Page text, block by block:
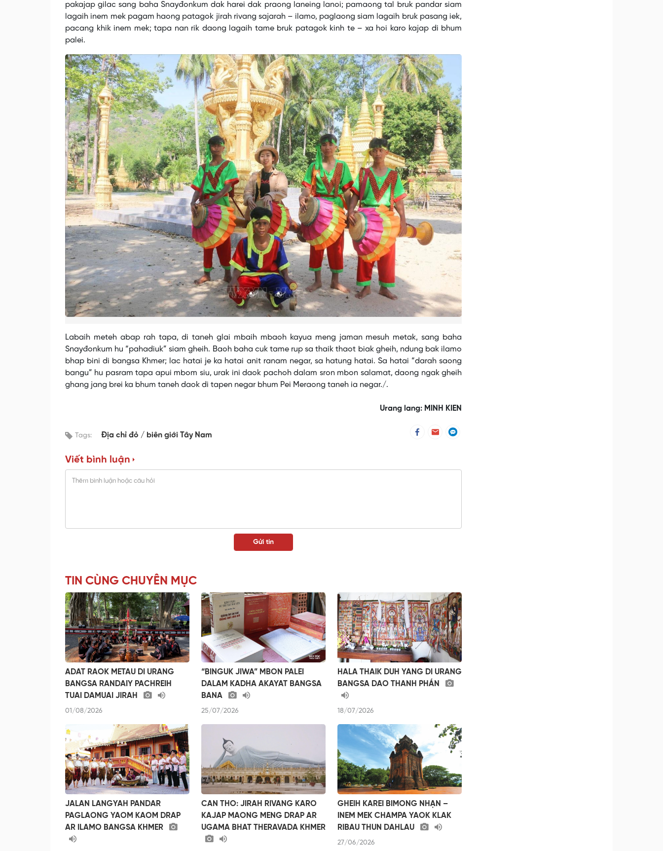
pakajap gilac sang baha Snayđonkum dak harei dak praong laneing lanoi; pamaong tal bruk pandar siam
lagaih inem mek pagam haong patagok jirah rivang sajarah – ilamo, paglaong siam lagaih bruk pasang iek,
pacang khik inem mek; tapa nan rik daong lagaih tame bruk patagok kinh te – xa hoi karo kajap di bhum
palei.
Labaih meteh abap rah tapa, di taneh glai mbaih mbaoh kayua meng jaman mesuh metak, sang baha
Snayđonkum hu “pahadiuk” siam gheih. Baoh baha cuk tame rup sa thaik thaot biak gheih, ndung bak ilamo
bhap bini di bangsa Khmer; lac hatai je ka hatai anit ranam negar, sa hatung hatai. Sa hatai “darah saong
bangu” hu pasram tapa apui mbom siu, urak ini daok pachoh dalam sron mbon salamat, daong ngak gheih
ghang jang brei ka bhum taneh daok di tapen negar bhum Pei Meraong taneh ia negar./.
Urang lang: MINH KIEN
Tags: Địa chỉ đỏ biên giới Tây Nam
Viết bình luận
TIN CÙNG CHUYÊN MỤC
ADAT RAOK METAU DI URANG
BANGSA RANDAIY PACHREIH
TUAI DAMUAI JIRAH
01/08/2026
“BINGUK JIWA” MBON PALEI
DALAM KADHA AKAYAT BANGSA
BANA
25/07/2026
HALA THAIK DUH YANG DI URANG
BANGSA DAO THANH PHÁN
18/07/2026
JALAN LANGYAH PANDAR
PAGLAONG YAOM KAOM DRAP
AR ILAMO BANGSA KHMER
CAN THO: JIRAH RIVANG KARO
KAJAP MAONG MENG DRAP AR
UGAMA BHAT THERAVADA KHMER
GHEIH KAREI BIMONG NHẠN –
INEM MEK CHAMPA YAOK KLAK
RIBAU THUN DAHLAU
27/06/2026